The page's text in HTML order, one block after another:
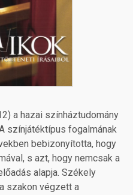
a hazai színháztudomány
színjátéktípus fogalmának
bebizonyította, hogy
s azt, hogy nemcsak a
alapja. Székely
szakon végzett a